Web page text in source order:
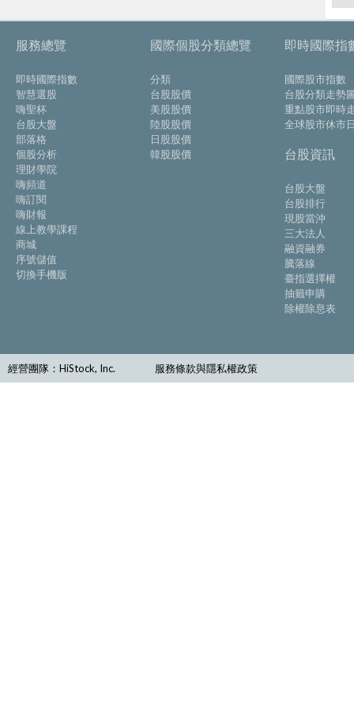
服務總覽
即時國際指數
智慧選股
嗨聖杯
台股大盤
部落格
個股分析
理財學院
嗨頻道
嗨訂閱
嗨財報
線上教學課程
商城
序號儲值
切換手機版
國際個股分類總覽
分類
台股股價
美股股價
陸股股價
日股股價
韓股股價
即時國際指
國際股市指數
台股分類走勢
重點股市即時
全球股市休市
台股資訊
台股大盤
台股排行
現股當沖
三大法人
融資融券
騰落線
臺指選擇權
抽籤申購
除權除息表
經營團隊：HiStock, Inc. 服務條款與隱私權政策